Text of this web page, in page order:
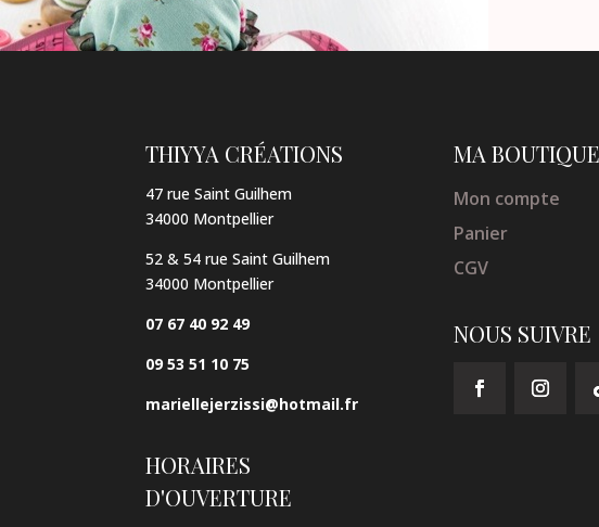
THIYYA CRÉATIONS
47 rue Saint Guilhem
34000 Montpellier
52 & 54 rue Saint Guilhem
34000 Montpellier
07 67 40 92 49
09 53 51 10 75
mariellejerzissi@hotmail.fr
HORAIRES
D'OUVERTURE
MA BOUTIQUE
Mon compte
Panier
CGV
NOUS SUIVRE